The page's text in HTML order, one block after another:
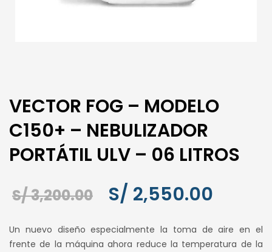
VECTOR FOG – MODELO
C150+ – NEBULIZADOR
PORTÁTIL ULV – 06 LITROS
S/3,200.00
El
original
S/ 2,550.00
actual
Un nuevo diseño especialmente la toma de aire en el
frente de la máquina ahora reduce la temperatura de la